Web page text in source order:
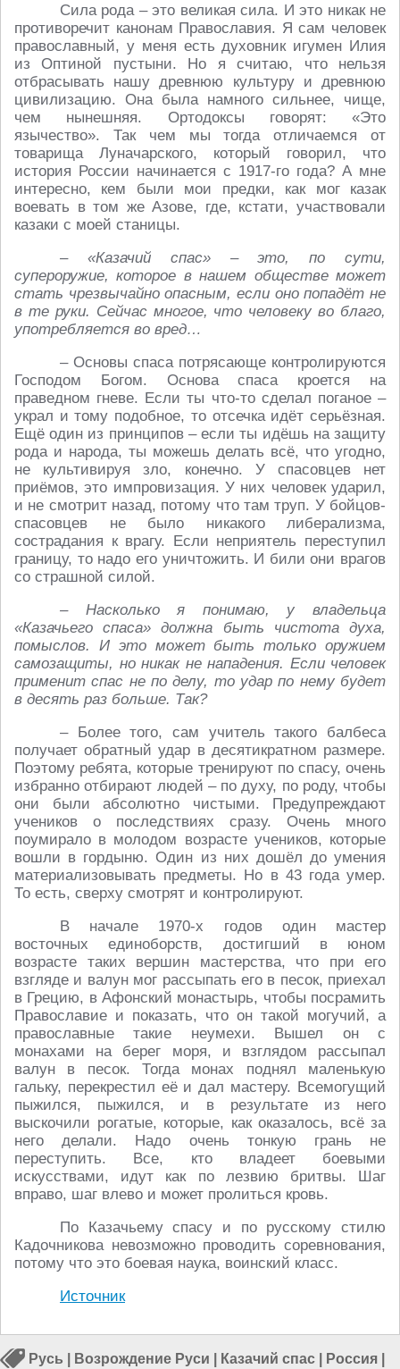
Сила рода – это великая сила. И это никак не
противоречит канонам Православия. Я сам человек
православный, у меня есть духовник игумен Илия
из Оптиной пустыни. Но я считаю, что нельзя
отбрасывать нашу древнюю культуру и древнюю
цивилизацию. Она была намного сильнее, чище,
чем нынешняя. Ортодоксы говорят: «Это
язычество». Так чем мы тогда отличаемся от
товарища Луначарского, который говорил, что
история России начинается с 1917-го года? А мне
интересно, кем были мои предки, как мог казак
воевать в том же Азове, где, кстати, участвовали
казаки с моей станицы.
– «Казачий спас» – это, по сути,
супероружие, которое в нашем обществе может
стать чрезвычайно опасным, если оно попадёт не
в те руки. Сейчас многое, что человеку во благо,
употребляется во вред…
– Основы спаса потрясающе контролируются
Господом Богом. Основа спаса кроется на
праведном гневе. Если ты что-то сделал поганое –
украл и тому подобное, то отсечка идёт серьёзная.
Ещё один из принципов – если ты идёшь на защиту
рода и народа, ты можешь делать всё, что угодно,
не культивируя зло, конечно. У спасовцев нет
приёмов, это импровизация. У них человек ударил,
и не смотрит назад, потому что там труп. У бойцов-
спасовцев не было никакого либерализма,
сострадания к врагу. Если неприятель переступил
границу, то надо его уничтожить. И били они врагов
со страшной силой.
– Насколько я понимаю, у владельца
«Казачьего спаса» должна быть чистота духа,
помыслов. И это может быть только оружием
самозащиты, но никак не нападения. Если человек
применит спас не по делу, то удар по нему будет
в десять раз больше. Так?
– Более того, сам учитель такого балбеса
получает обратный удар в десятикратном размере.
Поэтому ребята, которые тренируют по спасу, очень
избранно отбирают людей – по духу, по роду, чтобы
они были абсолютно чистыми. Предупреждают
учеников о последствиях сразу. Очень много
поумирало в молодом возрасте учеников, которые
вошли в гордыню. Один из них дошёл до умения
материализовывать предметы. Но в 43 года умер.
То есть, сверху смотрят и контролируют.
В начале 1970-х годов один мастер
восточных единоборств, достигший в юном
возрасте таких вершин мастерства, что при его
взгляде и валун мог рассыпать его в песок, приехал
в Грецию, в Афонский монастырь, чтобы посрамить
Православие и показать, что он такой могучий, а
православные такие неумехи. Вышел он с
монахами на берег моря, и взглядом рассыпал
валун в песок. Тогда монах поднял маленькую
гальку, перекрестил её и дал мастеру. Всемогущий
пыжился, пыжился, и в результате из него
выскочили рогатые, которые, как оказалось, всё за
него делали. Надо очень тонкую грань не
переступить. Все, кто владеет боевыми
искусствами, идут как по лезвию бритвы. Шаг
вправо, шаг влево и может пролиться кровь.
По Казачьему спасу и по русскому стилю
Кадочникова невозможно проводить соревнования,
потому что это боевая наука, воинский класс.
Источник
Русь Возрождение Руси Казачий спас Россия